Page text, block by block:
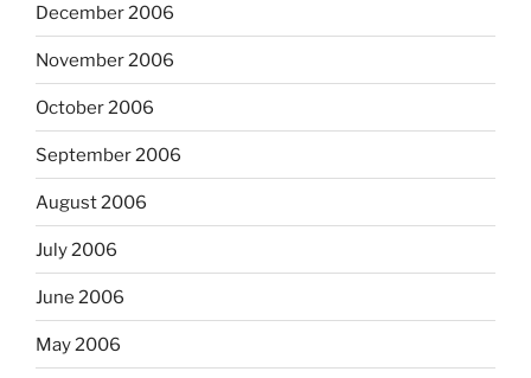
December 2006
November 2006
October 2006
September 2006
August 2006
July 2006
June 2006
May 2006